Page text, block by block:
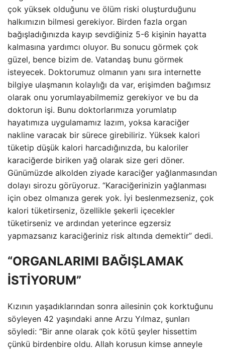
çok yüksek olduğunu ve ölüm riski oluşturduğunu
halkımızın bilmesi gerekiyor. Birden fazla organ
bağışladığınızda kayıp sevdiğiniz 5-6 kişinin hayatta
kalmasına yardımcı oluyor. Bu sonucu görmek çok
güzel, bence bizim de. Vatandaş bunu görmek
isteyecek. Doktorumuz olmanın yanı sıra internette
bilgiye ulaşmanın kolaylığı da var, erişimden bağımsız
olarak onu yorumlayabilmemiz gerekiyor ve bu da
doktorun işi. Bunu doktorlarımıza yorumlatıp
hayatımıza uygulamamız lazım, yoksa karaciğer
nakline varacak bir sürece girebiliriz. Yüksek kalori
tüketip düşük kalori harcadığınızda, bu kaloriler
karaciğerde biriken yağ olarak size geri döner.
Günümüzde alkolden ziyade karaciğer yağlanmasından
dolayı sirozu görüyoruz. “Karaciğerinizin yağlanması
için obez olmanıza gerek yok. İyi beslenmezseniz, çok
kalori tüketirseniz, özellikle şekerli içecekler
tüketirseniz ve ardından yeterince egzersiz
yapmazsanız karaciğeriniz risk altında demektir” dedi.
“ORGANLARIMI BAĞIŞLAMAK
İSTİYORUM”
Kızının yaşadıklarından sonra ailesinin çok korktuğunu
söyleyen 42 yaşındaki anne Arzu Yılmaz, şunları
söyledi: “Bir anne olarak çok kötü şeyler hissettim
çünkü birdenbire oldu. Allah korusun kimse anneyle